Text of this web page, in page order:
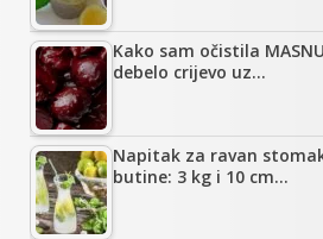
Kako sam očistila
debelo crijevo uz…
Napitak za ravan
butine: 3 kg i 10 cm…